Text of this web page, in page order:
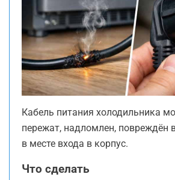
Кабель питания холодильника
пережат, надломлен, повреждён
в месте входа в корпус.
Что сделать